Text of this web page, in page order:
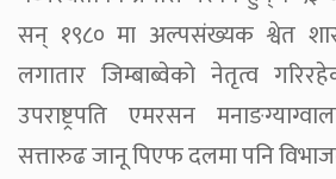
सन् १९८० मा अल्पसंख्यक श्वेत
लगातार जिम्बाब्वेको नेतृत्व
उपराष्ट्रपति एमरसन
सत्तारुढ जानू पिएफ दलमा पनि